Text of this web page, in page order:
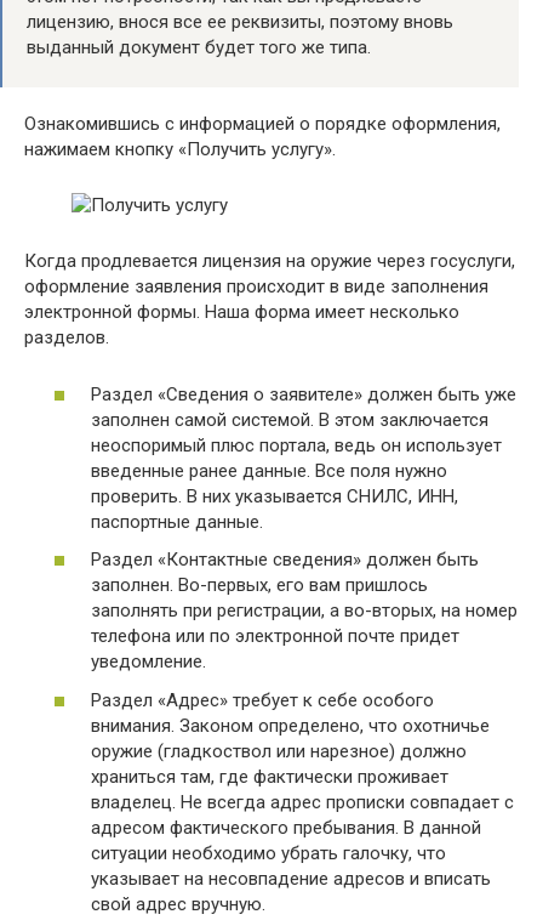
лицензию, внося все ее реквизиты, поэтому вновь
выданный документ будет того же типа.
Ознакомившись с информацией о порядке оформления,
нажимаем кнопку «Получить услугу».
Когда продлевается лицензия на оружие через госуслуги,
оформление заявления происходит в виде заполнения
электронной формы. Наша форма имеет несколько
разделов.
Раздел «Сведения о заявителе» должен быть уже
заполнен самой системой. В этом заключается
неоспоримый плюс портала, ведь он использует
введенные ранее данные. Все поля нужно
проверить. В них указывается СНИЛС, ИНН,
паспортные данные.
Раздел «Контактные сведения» должен быть
заполнен. Во-первых, его вам пришлось
заполнять при регистрации, а во-вторых, на номер
телефона или по электронной почте придет
уведомление.
Раздел «Адрес» требует к себе особого
внимания. Законом определено, что охотничье
оружие (гладкоствол или нарезное) должно
храниться там, где фактически проживает
владелец. Не всегда адрес прописки совпадает с
адресом фактического пребывания. В данной
ситуации необходимо убрать галочку, что
указывает на несовпадение адресов и вписать
свой адрес вручную.